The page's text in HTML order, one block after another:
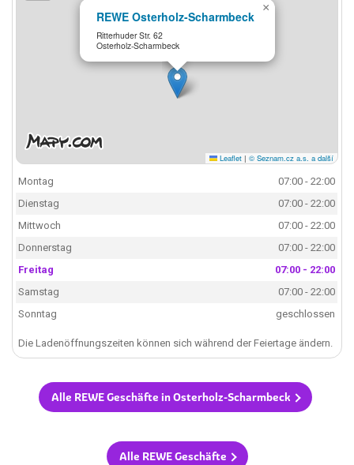
REWE Osterholz-Scharmbeck
Ritterhuder Str. 62
Osterholz-Scharmbeck
×
Leaflet | © Seznam.cz a.s. a další
Montag
07:00 - 22:00
Dienstag
07:00 - 22:00
Mittwoch
07:00 - 22:00
Donnerstag
07:00 - 22:00
Freitag
07:00 - 22:00
Samstag
07:00 - 22:00
Sonntag
geschlossen
Die Ladenöffnungszeiten können sich während der Feiertage ändern.
Alle REWE Geschäfte in Osterholz-Scharmbeck
Alle REWE Geschäfte